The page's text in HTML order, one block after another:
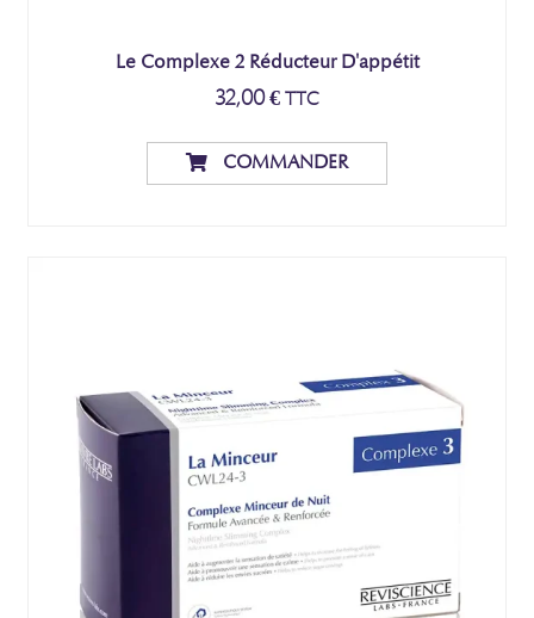
Le Complexe 2 Réducteur D'appétit
32,00€ TTC
COMMANDER